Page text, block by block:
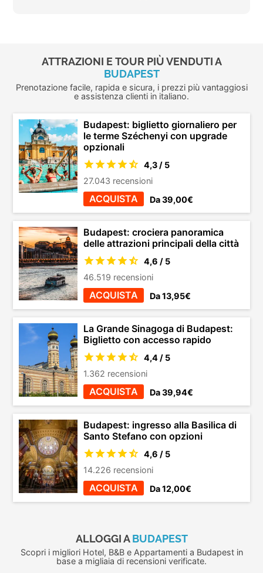
ATTRAZIONI E TOUR PIÙ VENDUTI A
BUDAPEST
Prenotazione facile, rapida e sicura, i prezzi più vantaggiosi
e assistenza clienti in italiano.
Budapest: biglietto giornaliero per
le terme Széchenyi con upgrade
opzionali
4,3 / 5
27.043 recensioni
ACQUISTA Da 39,00€
Budapest: crociera panoramica
delle attrazioni principali della città
4,6 / 5
46.519 recensioni
ACQUISTA Da 13,95€
La Grande Sinagoga di Budapest:
Biglietto con accesso rapido
4,4 / 5
1.362 recensioni
ACQUISTA Da 39,94€
Budapest: ingresso alla Basilica di
Santo Stefano con opzioni
4,6 / 5
14.226 recensioni
ACQUISTA Da 12,00€
ALLOGGI ABUDAPEST
Scopri i migliori Hotel, B&B e Appartamenti a Budapest in
base a migliaia di recensioni verificate.